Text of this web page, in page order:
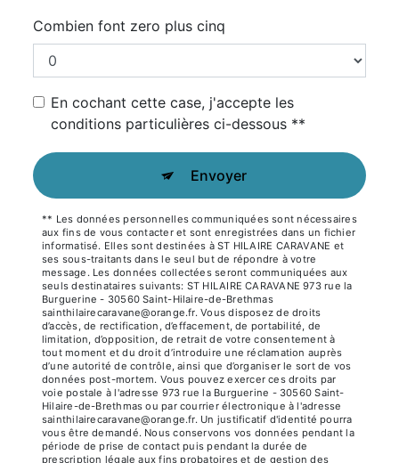
Combien font zero plus cinq
En cochant cette case, j'accepte les
conditions particulières ci-dessous **
Envoyer
** Les données personnelles communiquées sont nécessaires
aux fins de vous contacter et sont enregistrées dans un fichier
informatisé. Elles sont destinées à ST HILAIRE CARAVANE et
ses sous-traitants dans le seul but de répondre à votre
message. Les données collectées seront communiquées aux
seuls destinataires suivants: ST HILAIRE CARAVANE 973 rue la
Burguerine - 30560 Saint-Hilaire-de-Brethmas
sainthilairecaravane@orange.fr. Vous disposez de droits
d’accès, de rectification, d’effacement, de portabilité, de
limitation, d’opposition, de retrait de votre consentement à
tout moment et du droit d’introduire une réclamation auprès
d’une autorité de contrôle, ainsi que d’organiser le sort de vos
données post-mortem. Vous pouvez exercer ces droits par
voie postale à l'adresse 973 rue la Burguerine - 30560 Saint-
Hilaire-de-Brethmas ou par courrier électronique à l'adresse
sainthilairecaravane@orange.fr. Un justificatif d'identité pourra
vous être demandé. Nous conservons vos données pendant la
période de prise de contact puis pendant la durée de
prescription légale aux fins probatoires et de gestion des